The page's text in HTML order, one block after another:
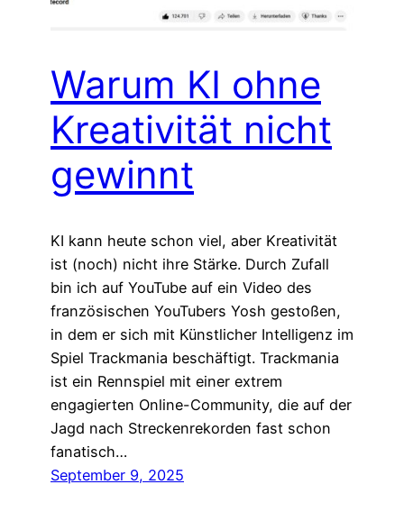
Warum KI ohne
Kreativität nicht
gewinnt
KI kann heute schon viel, aber Kreativität
ist (noch) nicht ihre Stärke. Durch Zufall
bin ich auf YouTube auf ein Video des
französischen YouTubers Yosh gestoßen,
in dem er sich mit Künstlicher Intelligenz im
Spiel Trackmania beschäftigt. Trackmania
ist ein Rennspiel mit einer extrem
engagierten Online-Community, die auf der
Jagd nach Streckenrekorden fast schon
fanatisch…
September 9, 2025